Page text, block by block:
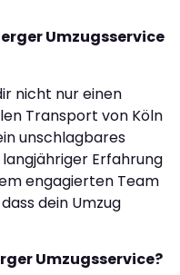
Umzugsservice
nicht nur einen
Transport von Köln
unschlagbares
Erfahrung
engagierten Team
dein Umzug
Umzugsservice?